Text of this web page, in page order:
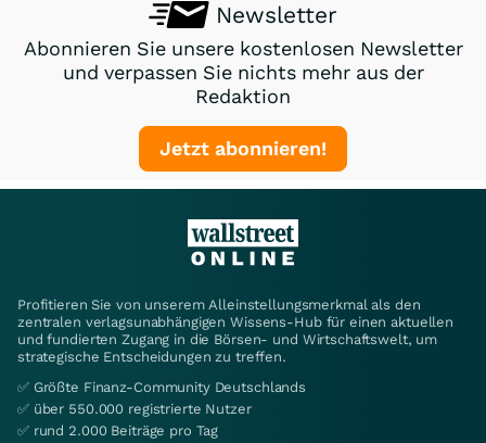
Newsletter
Abonnieren Sie unsere kostenlosen Newsletter
und verpassen Sie nichts mehr aus der
Redaktion
Jetzt abonnieren!
Profitieren Sie von unserem Alleinstellungsmerkmal als den
zentralen verlagsunabhängigen Wissens-Hub für einen aktuellen
und fundierten Zugang in die Börsen- und Wirtschaftswelt, um
strategische Entscheidungen zu treffen.
✅ Größte Finanz-Community Deutschlands
✅ über 550.000 registrierte Nutzer
✅ rund 2.000 Beiträge pro Tag